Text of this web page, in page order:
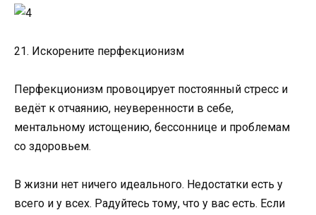
21. Искорените перфекционизм
Перфекционизм провоцирует постоянный стресс и
ведёт к отчаянию, неуверенности в себе,
ментальному истощению, бессоннице и проблемам
со здоровьем.
В жизни нет ничего идеального. Недостатки есть у
всего и у всех. Радуйтесь тому, что у вас есть. Если